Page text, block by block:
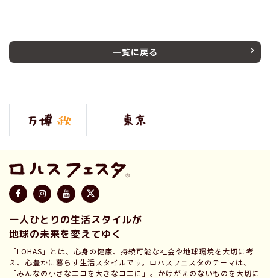
一覧に戻る
一人ひとりの生活スタイルが
地球の未来を変えてゆく
「LOHAS」とは、心身の健康、持続可能な社会や地球環境を大切に考
え、心豊かに暮らす生活スタイルです。ロハスフェスタのテーマは、
「みんなの小さなエコを大きなコエに」。かけがえのないものを大切に